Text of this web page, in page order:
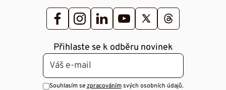
Přihlaste se k odběru novinek
Souhlasím sezpracovánímsvých osobních údajů.